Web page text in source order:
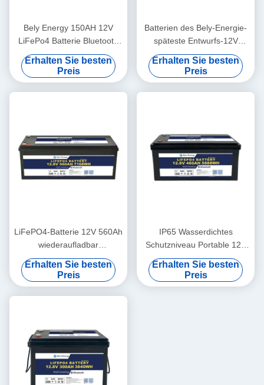
Bely Energy 150AH 12V
LiFePo4 Batterie Bluetooth
und Selbstheizung für Yachit
Medical
Erhalten Sie besten
Preis
Batterien des Bely-Energie-
späteste Entwurfs-12V
180AH für Bluetooth für
UPS-Energie-Speicher-
Basisstation RV
Erhalten Sie besten
Preis
LiFePO4-Batterie 12V 560Ah
wiederaufladbar
Wirtschaftlich 5000 Zyklen
12v Lifepo4-Batteriepack
Erhalten Sie besten
Preis
IP65 Wasserdichtes
Schutzniveau Portable 12V
460Ah LiFePo4
Langlebigkeit Batterie für
Wohnmobil
Erhalten Sie besten
Preis